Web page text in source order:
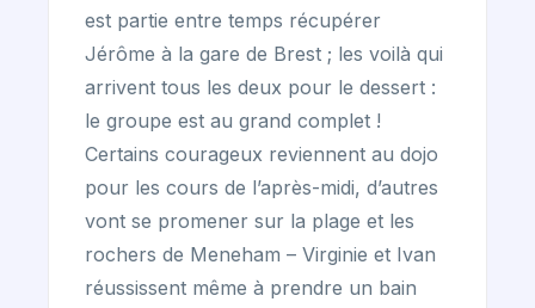
est partie entre temps récupérer
Jérôme à la gare de Brest ; les voilà qui
arrivent tous les deux pour le dessert :
le groupe est au grand complet !
Certains courageux reviennent au dojo
pour les cours de l’après-midi, d’autres
vont se promener sur la plage et les
rochers de Meneham – Virginie et Ivan
réussissent même à prendre un bain